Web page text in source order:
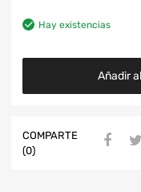
Hay existencias
Añadir
COMPARTE
(0)